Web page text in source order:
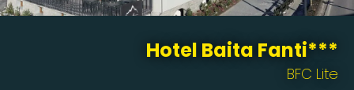
Hotel Baita Fanti***
BFC Lite